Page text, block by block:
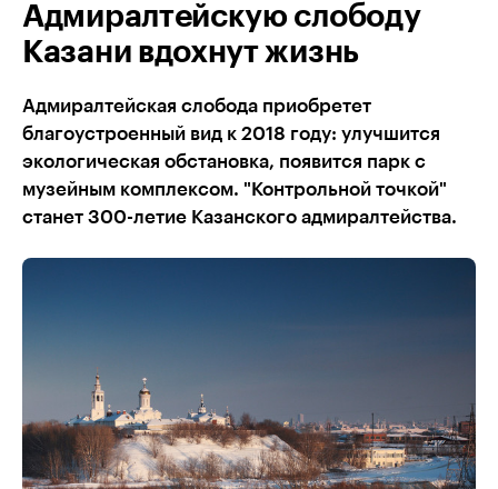
Адмиралтейскую слободу
Казани вдохнут жизнь
Адмиралтейская слобода приобретет
благоустроенный вид к 2018 году: улучшится
экологическая обстановка, появится парк с
музейным комплексом. "Контрольной точкой"
станет 300-летие Казанского адмиралтейства.